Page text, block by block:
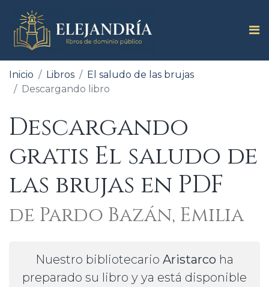
Inicio Libros
El saludo de las brujas
Descargando libro
Descargando
gratis El saludo de
las brujas en PDF
de Pardo Bazán, Emilia
Nuestro bibliotecario Aristarco ha
preparado su libro y ya está disponible